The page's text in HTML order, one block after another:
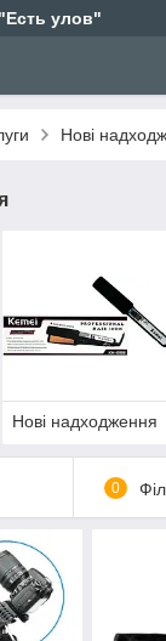
улов"
Нові
Нові надходження
0